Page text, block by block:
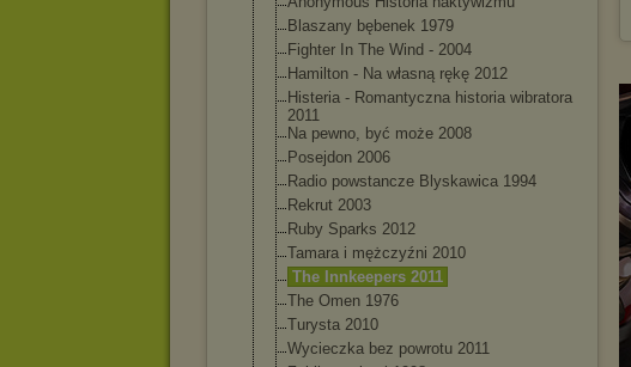
Blaszany bębenek 1979
Fighter In The Wind - 2004
Hamilton - Na własną rękę 2012
Histeria - Romantyczna historia wibratora
2011
Na pewno, być może 2008
Posejdon 2006
Radio powstancze Blyskawica 1994
Rekrut 2003
Ruby Sparks 2012
Tamara i mężczyźni 2010
The Innkeepers 2011
The Omen 1976
Turysta 2010
Wycieczka bez powrotu 2011